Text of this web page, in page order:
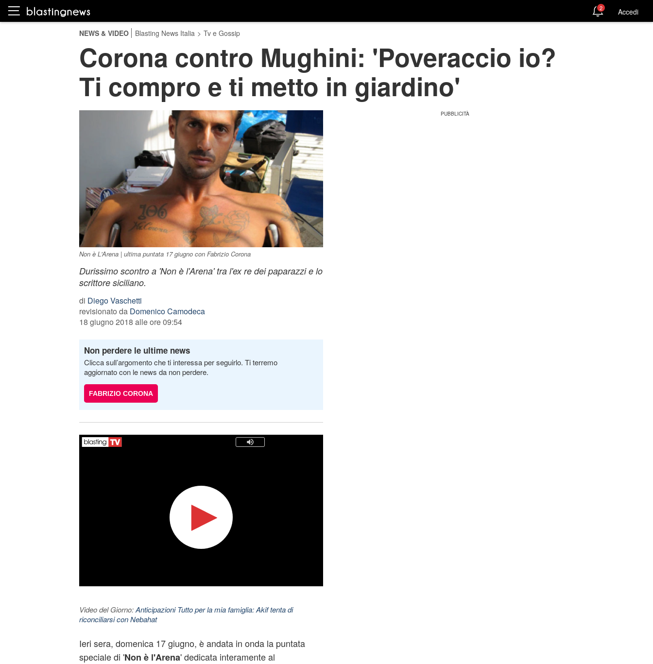
2 Accedi
NEWS & VIDEO Blasting News Italia > Tv e Gossip
Corona contro Mughini: 'Poveraccio io?
Ti compro e ti metto in giardino'
Non è L'Arena | ultima puntata 17 giugno con Fabrizio Corona
Durissimo scontro a 'Non è l'Arena' tra l'ex re dei paparazzi e lo
scrittore siciliano.
di Diego Vaschetti
revisionato da Domenico Camodeca
18 giugno 2018 alle ore 09:54
Non perdere le ultime news
Clicca sull’argomento che ti interessa per seguirlo. Ti terremo
aggiornato con le news da non perdere.
FABRIZIO CORONA
Video del Giorno:Anticipazioni Tutto per la mia famiglia: Akif tenta di
riconciliarsi con Nebahat
Ieri sera, domenica 17 giugno, è andata in onda la puntata
speciale di 'Non è l'Arena' dedicata interamente al